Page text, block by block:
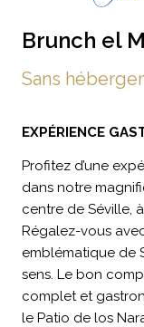
Brunch el
Sans
EXPÉRIENCE
Profitez d’une
dans notre
centre de Séville,
Régalez-vous
emblématique de
sens. Le bon
complet et
le Patio de los